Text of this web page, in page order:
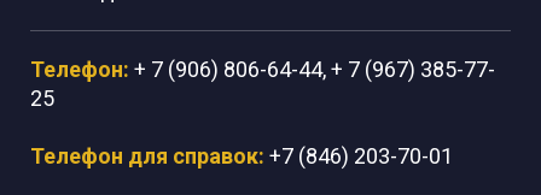
Телефон: + 7 (906) 806-64-44, + 7 (967) 385-77-
25
Телефон для справок: +7 (846) 203-70-01